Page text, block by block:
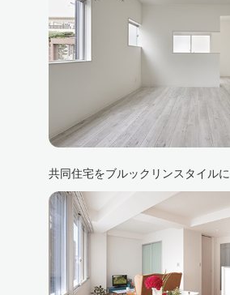
共同住宅をブルックリンスタイルに